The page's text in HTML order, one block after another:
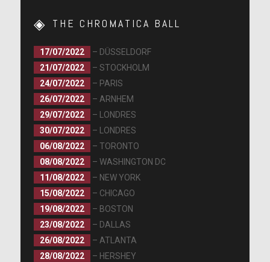
THE CHROMATICA BALL
17/07/2022
– DÜSSELDORF
21/07/2022
– STOCKHOLM
24/07/2022
– PARIS
26/07/2022
– ARNHEM
29/07/2022
– LONDRES
30/07/2022
– LONDRES
06/08/2022
– TORONTO
08/08/2022
– WASHINGTON DC
11/08/2022
– NEW YORK
15/08/2022
– CHICAGO
19/08/2022
– BOSTON
23/08/2022
– DALLAS
26/08/2022
– ATLANTA
28/08/2022
– HERSHEY